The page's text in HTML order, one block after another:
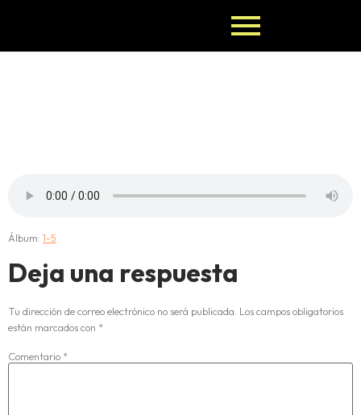
Álbum: 1-5
Deja una respuesta
Tu dirección de correo electrónico no será publicada. Los campos obligatorios
están marcados con *
Comentario *